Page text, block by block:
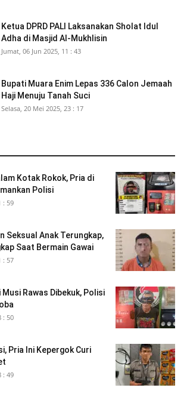
Ketua DPRD PALI Laksanakan Sholat Idul
Adha di Masjid Al-Mukhlisin
Jumat, 06 Jun 2025, 11 : 43
Bupati Muara Enim Lepas 336 Calon Jemaah
Haji Menuju Tanah Suci
Selasa, 20 Mei 2025, 23 : 17
Kotak Rokok, Pria di
Polisi
: 59
Seksual Anak Terungkap,
Saat Bermain Gawai
: 57
Rawas Dibekuk, Polisi
: 50
Pria Ini Kepergok Curi
: 49